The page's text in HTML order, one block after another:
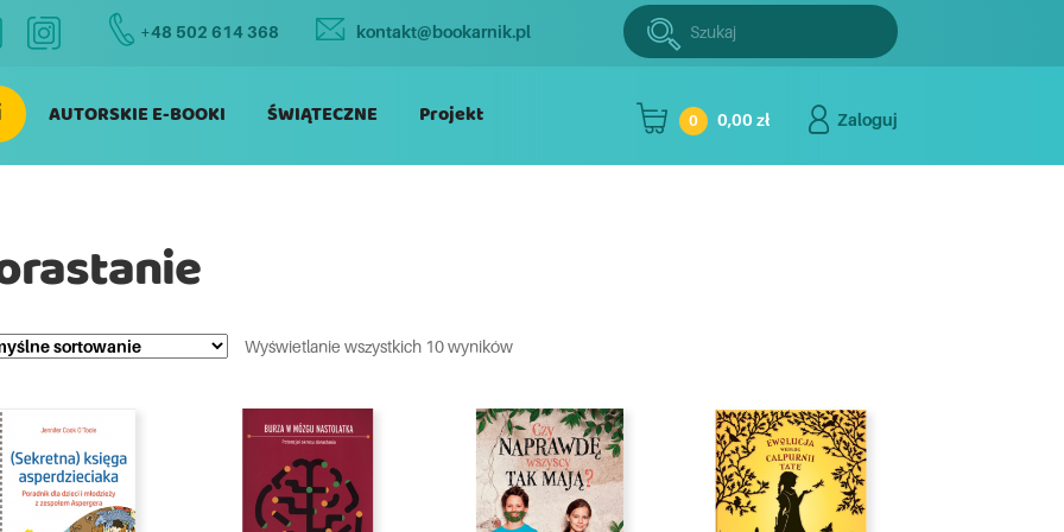
+48 502 614 368 kontakt@bookarnik.pl
Szukaj:Szukaj
AUTORSKIE E-BOOKI ŚWIĄTECZNE Projekt 0 0,00 zł Zaloguj
Wyświetlanie wszystkich 10 wyników